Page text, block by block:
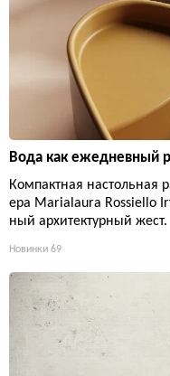
Вода как ежедневный
Компактная настольная
ера Marialaura Rossiello
ный архитектурный жест.
Новинки 69